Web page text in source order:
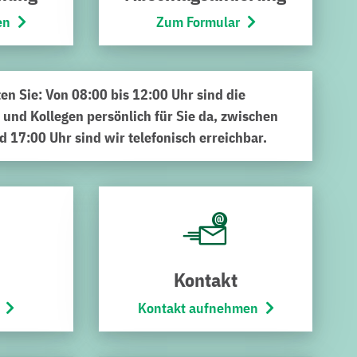
Stadt-Tor. Was vor sieben Jahren mit 50
kulturelle Leben rund um den Bruchsaler Bergfried.
im Kraichgau etabliert.
Live-Bands aus der Region und ganz Deutschland (s.u.)
Musikprogramm bringt Generationen zusammen
in den Bürgerpark ein. Bei Kinderschminken,
Die Älteren messen sich beim Fußball-Dart
Zum Formular
Sie: Von 08:00 bis 12:00 Uhr sind die
Kollegen persönlich für Sie da, zwischen
17:00 Uhr sind wir telefonisch erreichbar.
Kontakt
Kontakt aufnehmen